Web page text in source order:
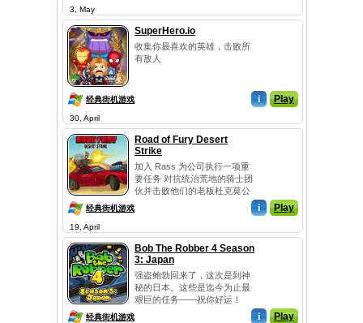
3, May
SuperHero.io
收集你最喜欢的英雄，击败所
有敌人
经典街机游戏 i Play
30, April
Road of Fury Desert
Strike
加入 Rass 为公司执行一项重
要任务 对抗统治荒地的骑士团
伙并击败他们的老板杜克莫公
经典街机游戏 i Play
19, April
Bob The Robber 4 Season
3: Japan
强盗鲍勃回来了，这次是到神
秘的日本。这些是迄今为止最
艰巨的任务——祝你好运！
经典街机游戏 i Play